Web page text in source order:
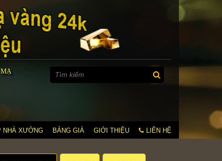
NHÀ XƯỞNG BẢNG GIÁ GIỚI THIỆU LIÊN HỆ